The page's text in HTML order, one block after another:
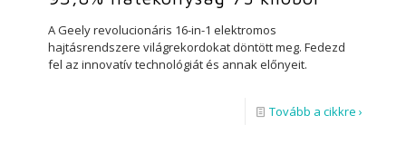
A Geely revolucionáris 16-in-1 elektromos
hajtásrendszere világrekordokat döntött meg. Fedezd
fel az innovatív technológiát és annak előnyeit.
Tovább a cikkre ›